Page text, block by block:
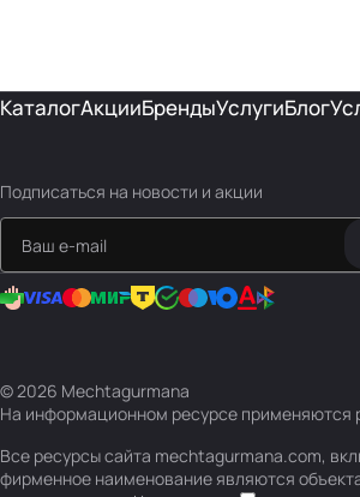
КаталогАкцииБрендыУслугиБлог
Подписаться на новости и акции
© 2026 Mechtagurmana
На информационном ресурсе применяются
Все ресурсы сайта mechtagurmana.com,
фирменное наименование являются